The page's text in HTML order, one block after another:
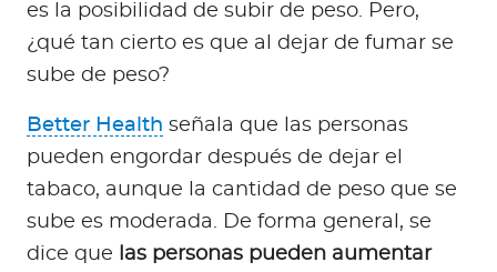
es la posibilidad de subir de peso. Pero,
¿qué tan cierto es que al dejar de fumar se
sube de peso?
Better Health señala que las personas
pueden engordar después de dejar el
tabaco, aunque la cantidad de peso que se
sube es moderada. De forma general, se
dice que
las personas pueden aumentar